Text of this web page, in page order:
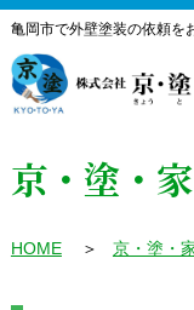
亀岡市で外壁塗装の依頼を
京・塗・
HOME＞ 京・塗・